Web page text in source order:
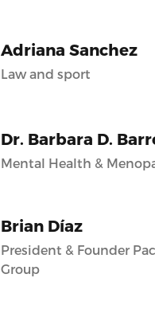
Adriana Sanchez
Law and sport
Dr. Barbara D.
Mental Health &
Brian Díaz
President & Founder
Group